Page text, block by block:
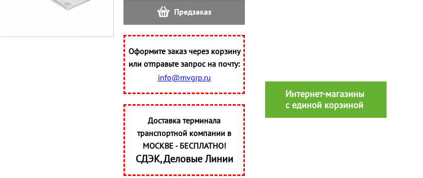
Предзаказ
Оформите заказ через корзину
или отправьте запрос на почту:
info@mvgrp.ru
Доставка терминала
транспортной компании в
МОСКВЕ - БЕСПЛАТНО!
СДЭК, Деловые Линии
Интернет-магазины
с единой корзиной